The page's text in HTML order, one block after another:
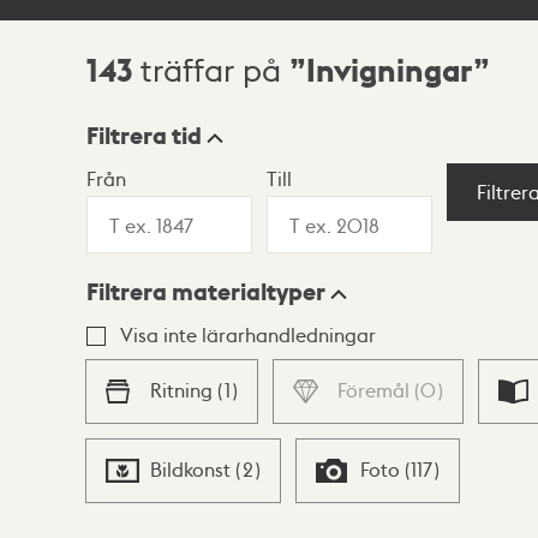
Sökresultat
143 träffar på Invigningar
Visningsläge
Lista Karta
Filtrera tid
Från Till
Filtrera materialtyper
Visa inte lärarhandledningar
Ritning (1) Föremål (0)
Bildkonst (2) Foto (117)